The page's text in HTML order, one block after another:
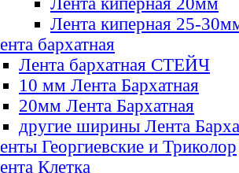
Лента киперная 25-
бархатная
Лента бархатная СТЕЙЧ
10 мм Лента Бархатная
20мм Лента Бархатная
другие ширины Лента
Георгиевские и Триколор
Клетка